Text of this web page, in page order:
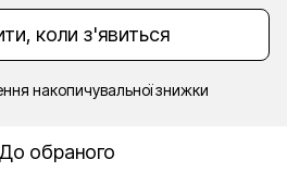
коли з'явиться
накопичувальної знижки
До обраного